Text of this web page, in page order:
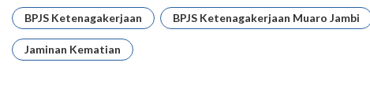
BPJS Ketenagakerjaan BPJS Ketenagakerjaan Muaro Jambi
Jaminan Kematian